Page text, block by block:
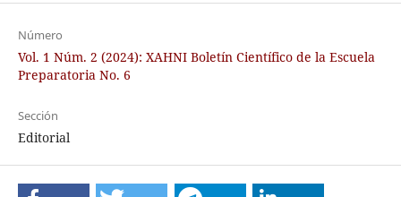
Número
Vol. 1 Núm. 2 (2024): XAHNI Boletín Científico de la Escuela
Preparatoria No. 6
Sección
Editorial